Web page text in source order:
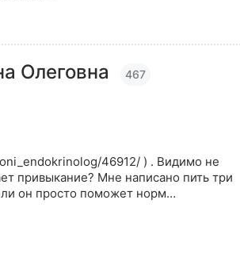
Олеговна 467
46912/ ) . Видимо не
привыкание? Мне написано пить три
он просто поможет норм…